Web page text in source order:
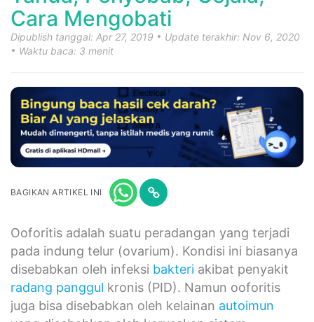
Cara Mengobati
Dipublish tanggal: Apr 27, 2019
Update terakhir: Nov 6, 2020
Waktu baca: 3 menit
BAGIKAN ARTIKEL INI
Ooforitis adalah suatu peradangan yang terjadi
pada indung telur (ovarium). Kondisi ini biasanya
disebabkan oleh infeksi bakteri akibat penyakit
radang panggul kronis (PID). Namun ooforitis
juga bisa disebabkan oleh kelainan autoimun